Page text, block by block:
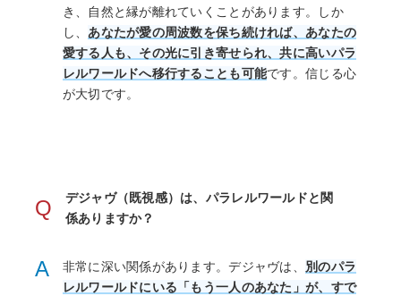
き、自然と縁が離れていくことがあります。しか
し、あなたが愛の周波数を保ち続ければ、あなたの
愛する人も、その光に引き寄せられ、共に高いパラ
レルワールドへ移行することも可能です。信じる心
が大切です。
Q
デジャヴ（既視感）は、パラレルワールドと関
係ありますか？
A 非常に深い関係があります。デジャヴは、 別のパラ
レルワールドにいる「もう一人のあなた」が、すで